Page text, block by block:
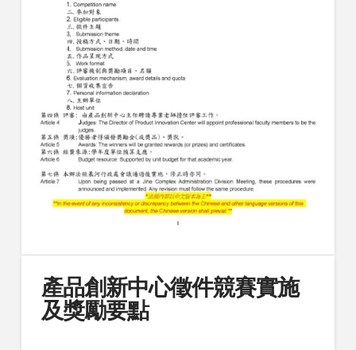
產品創新中心徵件競賽實施
及獎勵要點